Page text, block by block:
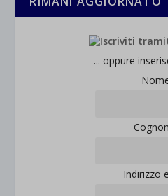
... oppure
Indirizzo